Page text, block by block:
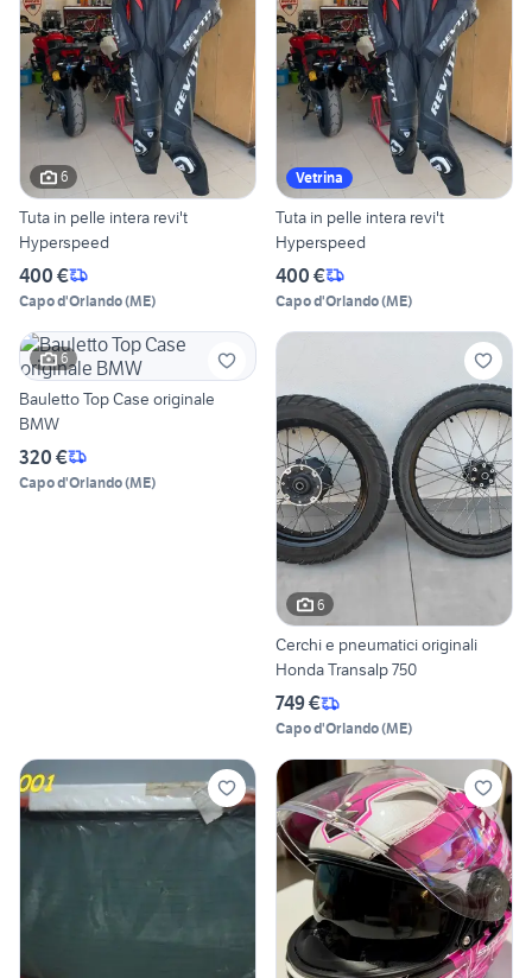
6
Tuta in pelle intera revi't
Hyperspeed
400 €
Capo d'Orlando(ME)
Vetrina
Tuta in pelle intera revi't
Hyperspeed
400 €
Capo d'Orlando(ME)
6
Bauletto Top Case originale
BMW
320 €
Capo d'Orlando(ME)
6
Cerchi e pneumatici originali
Honda Transalp 750
749 €
Capo d'Orlando(ME)